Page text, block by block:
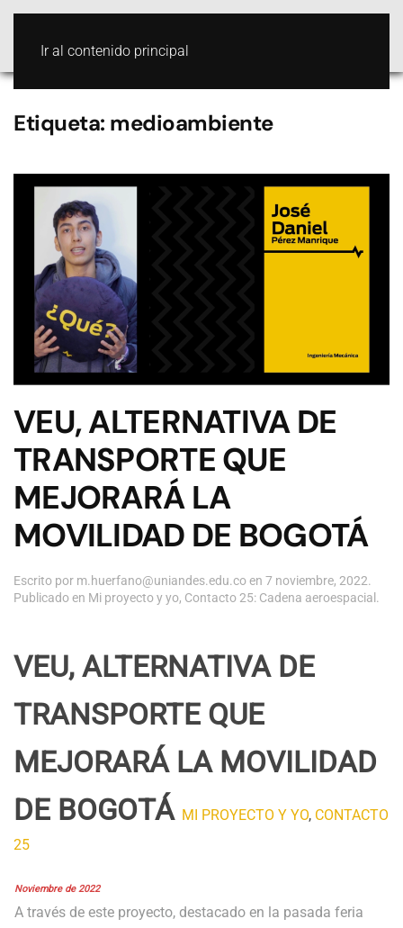
Ir al contenido principal
Etiqueta: medioambiente
VEU, ALTERNATIVA DE
TRANSPORTE QUE
MEJORARÁ LA
MOVILIDAD DE BOGOTÁ
Escrito por m.huerfano@uniandes.edu.coen 7 noviembre, 2022.
Publicado en Mi proyecto y yo, Contacto 25: Cadena aeroespacial .
VEU, ALTERNATIVA DE
TRANSPORTE QUE
MEJORARÁ LA MOVILIDAD
DE BOGOTÁ MI PROYECTO Y YO, CONTACTO
25
Noviembre de 2022
A través de este proyecto, destacado en la pasada feria